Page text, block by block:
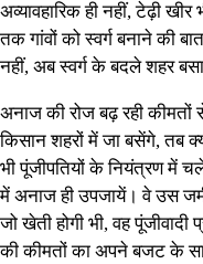
अव्यावहारिक ही नहीं, टेढ़ी
तक गांवों को स्वर्ग बनाने की
नहीं, अब स्वर्ग के बदले शहर
अनाज की रोज बढ़ रही
किसान शहरों में जा बसेंगे, तब
भी पूंजीपतियों के नियंत्रण में
में अनाज ही उपजायें। वे उस
जो खेती होगी भी, वह पूंजीवादी
की कीमतों का अपने बजट के